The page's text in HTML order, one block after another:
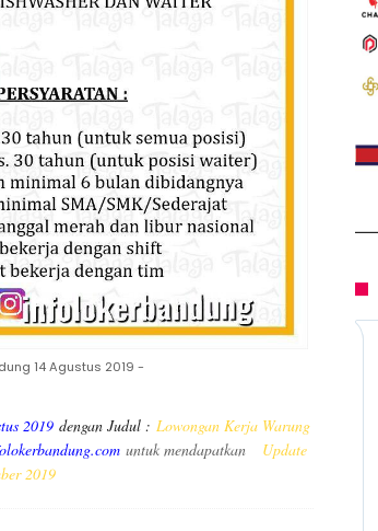
14 Agustus 2019 -
2019 dengan Judul : Lowongan Kerja Warung
untuk mendapatkan
Update
2019